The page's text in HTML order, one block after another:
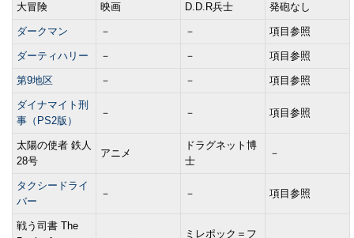
大冒険 映画 D.D.R兵士 発砲なし
ダークマン － － 項目参照
ダーティハリー － － 項目参照
第9地区 － － 項目参照
ダイナマイト刑
事（PS2版）
－ － 項目参照
太陽の使者 鉄人
28号
アニメ
ドラグネット博
士
－
タクシードライ
バー
－ － 項目参照
戦う司書 The
ミレポック＝フ